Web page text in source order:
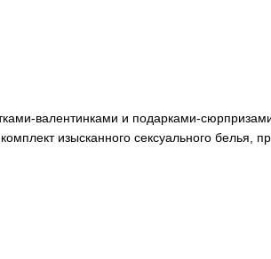
валентинками и подарками-
изысканного сексуального белья,